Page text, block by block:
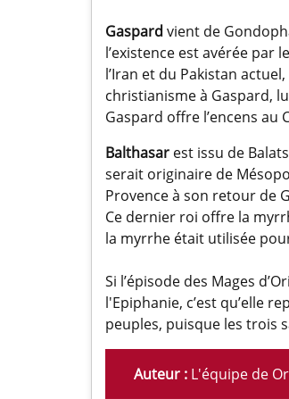
Gaspard vient de
l’existence est avérée
l’Iran et du Pakistan
christianisme à Gaspard,
Gaspard offre l’encens au
Balthasar est issu de
serait originaire de
Provence à son retour de
Ce dernier roi offre la
la myrrhe était utilisée
Si l’épisode des Mages
l'Epiphanie, c’est qu’elle
peuples, puisque les trois
Auteur : L'équipe de